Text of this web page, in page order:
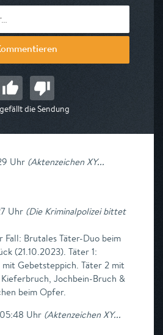
die Sendung
Uhr (Aktenzeichen XY...
Uhr (Die Kriminalpolizei bittet
Fall: Brutales Täter-Duo beim
(21.10.2023). Täter 1:
mit Gebetsteppich. Täter 2 mit
Kieferbruch, Jochbein-Bruch &
beim Opfer.
Uhr (Aktenzeichen XY...